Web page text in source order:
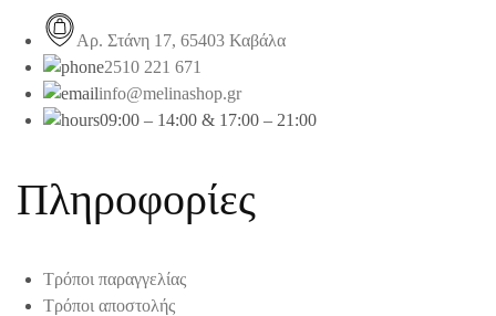
Αρ. Στάνη 17, 65403 Καβάλα
2510 221 671
info@melinashop.gr
09:00 – 14:00 & 17:00 – 21:00
Πληροφορίες
Τρόποι παραγγελίας
Τρόποι αποστολής